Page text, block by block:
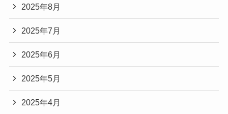
2025年8月
2025年7月
2025年6月
2025年5月
2025年4月